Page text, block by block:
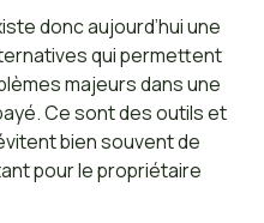
donc aujourd’hui une
qui permettent
majeurs dans une
Ce sont des outils et
bien souvent de
pour le propriétaire